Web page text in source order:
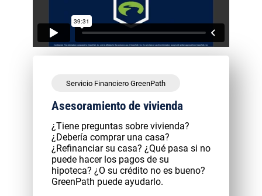
Servicio Financiero GreenPath
Asesoramiento de vivienda
¿Tiene preguntas sobre vivienda?
¿Debería comprar una casa?
¿Refinanciar su casa? ¿Qué pasa si no
puede hacer los pagos de su
hipoteca? ¿O su crédito no es bueno?
GreenPath puede ayudarlo.